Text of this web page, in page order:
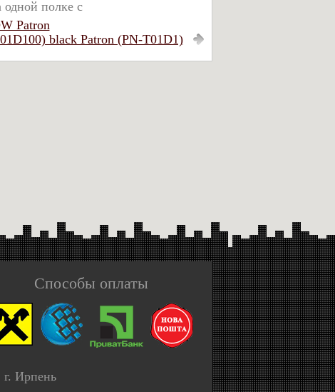
полке с
Patron
black Patron (PN-T01D1)
Способы оплаты
Ирпень